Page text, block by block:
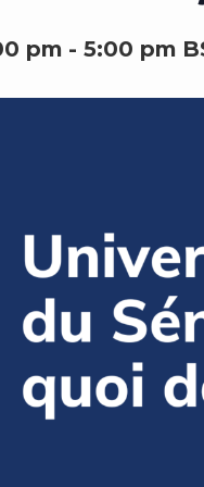
pm - 5:00 pm